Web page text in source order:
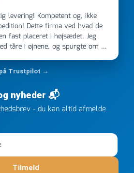
og, ikke
Dette firma ved hvad de
fast placeret i højsædet. Jeg
tåre i øjnene, og spurgte om de
2 måneder gammel aftale. Jeg
og min store ordre kom dagen
ikke få armene ned, og næste
noget, vil jeg ringe til dem
og venligste hilsner fra Rene
Trustpilot →
nyheder 📬
- du kan altid afmelde
Tilmeld